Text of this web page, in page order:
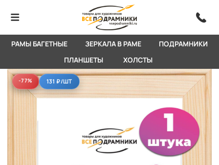
РАМЫ БАГЕТНЫЕ ЗЕРКАЛА В РАМЕ
ПОДРАМНИКИ
ПЛАНШЕТЫ
ХОЛСТЫ
-77%
-77% 131 ₽/ШТ